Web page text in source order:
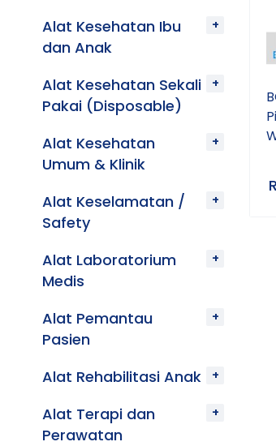
Alat Kesehatan Ibu
dan Anak
Alat Kesehatan Sekali
Pakai (Disposable)
Alat Kesehatan
Umum & Klinik
Alat Keselamatan /
Safety
Alat Laboratorium
Medis
Alat Pemantau
Pasien
Alat Rehabilitasi Anak
Alat Terapi dan
Perawatan